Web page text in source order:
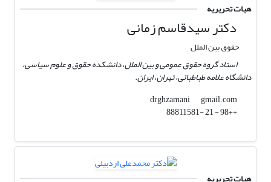
هیات تحریریه
دکتر سیدقاسم زمانی
حقوق بین الملل
استاد گروه حقوق عمومی و بین الملل، دانشکده حقوق و علوم سیاسی،
دانشگاه علامه طباطبائی، تهران، ایران.
drghzamani
gmail.com
++98 - 21 -88811581
هیات تحریریه